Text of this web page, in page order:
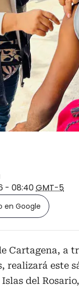
- 08:40GMT-5
en Google
Cartagena, a
realizará este
del